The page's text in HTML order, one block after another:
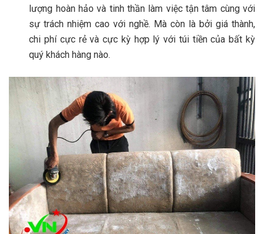
lượng hoàn hảo và tinh thần làm việc tận tâm cùng với
sự trách nhiệm cao với nghề. Mà còn là bởi giá thành,
chi phí cực rẻ và cực kỳ hợp lý với túi tiền của bất kỳ
quý khách hàng nào.